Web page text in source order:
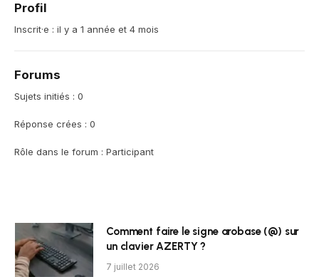
Profil
Inscrit·e : il y a 1 année et 4 mois
Forums
Sujets initiés : 0
Réponse crées : 0
Rôle dans le forum : Participant
Comment faire le signe arobase (@) sur
un clavier AZERTY ?
7 juillet 2026